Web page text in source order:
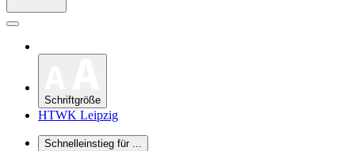
Schriftgröße
HTWK Leipzig
Schnelleinstieg für ...